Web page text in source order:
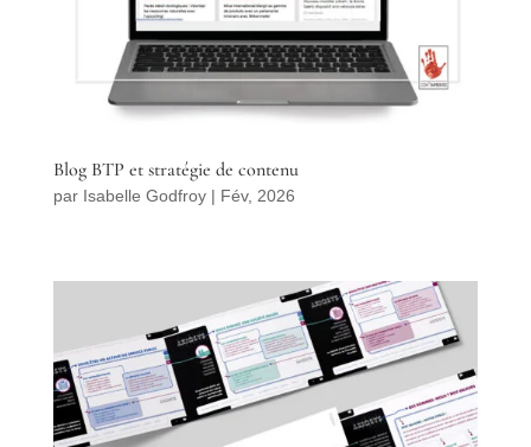
Blog BTP et stratégie de contenu
par Isabelle Godfroy| Fév, 2026